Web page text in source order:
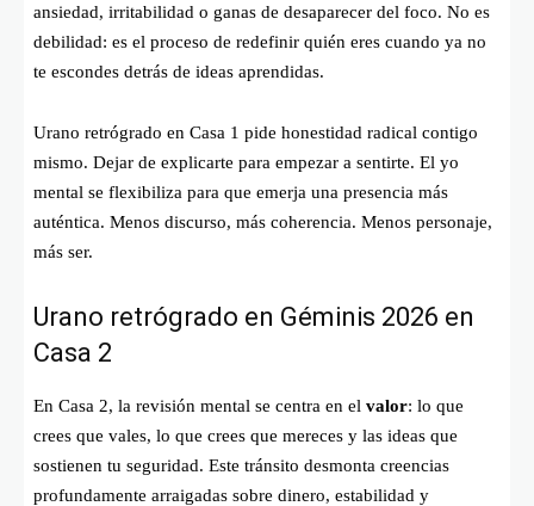
ansiedad, irritabilidad o ganas de desaparecer del foco. No es
debilidad: es el proceso de redefinir quién eres cuando ya no
te escondes detrás de ideas aprendidas.
Urano retrógrado en Casa 1 pide honestidad radical contigo
mismo. Dejar de explicarte para empezar a sentirte. El yo
mental se flexibiliza para que emerja una presencia más
auténtica. Menos discurso, más coherencia. Menos personaje,
más ser.
Urano retrógrado en Géminis 2026 en
Casa 2
En Casa 2, la revisión mental se centra en el valor: lo que
crees que vales, lo que crees que mereces y las ideas que
sostienen tu seguridad. Este tránsito desmonta creencias
profundamente arraigadas sobre dinero, estabilidad y